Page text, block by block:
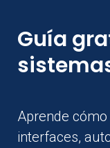
Guía
Aprende
interfaces,